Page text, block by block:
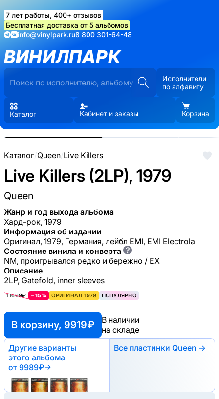
7 лет работы, 400+ отзывов
Бесплатная доставка от 5 альбомов
info@vinylpark.ru8 800 301-64-48
ВИНИЛПАРК
Исполнители
по алфавиту
Каталог Кабинет и заказы Корзина
Каталог/Queen/Live Killers
Live Killers (2LP), 1979
Queen
Жанр и год выхода альбома
Хард-рок, 1979
Информация об издании
Оригинал, 1979, Германия, лейбл EMI, EMI Electrola
Состояние винила и конверта ?
NM, проигрывался редко и бережно / EX
Описание
2LP, Gatefold, inner sleeves
11669₽ −15% ОРИГИНАЛ 1979 ПОПУЛЯРНО
В корзину, 9919 ₽
В наличии
на складе
Другие варианты
этого альбома
от 9989₽→
Все пластинки Queen →
Реальные фото пластинки.
Нажмите, чтобы увеличить